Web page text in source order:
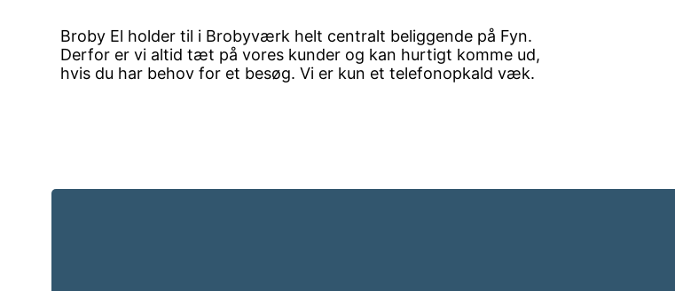
Broby El holder til i Brobyværk helt centralt beliggende på Fyn.
Derfor er vi altid tæt på vores kunder og kan hurtigt komme ud,
hvis du har behov for et besøg. Vi er kun et telefonopkald væk.